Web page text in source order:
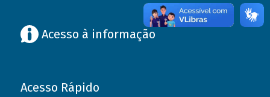
Acesso à informação
Acesso Rápido